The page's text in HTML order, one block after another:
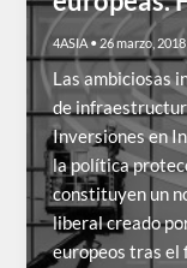
4ASIA • 26 marzo, 2018
Las ambiciosas
de
Inversiones en
la política
constituyen un
liberal creado
europeos tras el